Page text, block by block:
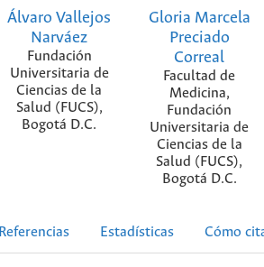
Álvaro Vallejos
Narváez
Fundación
Universitaria de
Ciencias de la
Salud (FUCS),
Bogotá D.C.
Gloria Marcela
Preciado
Correal
Facultad de
Medicina,
Fundación
Universitaria de
Ciencias de la
Salud (FUCS),
Bogotá D.C.
Referencias Estadísticas Cómo